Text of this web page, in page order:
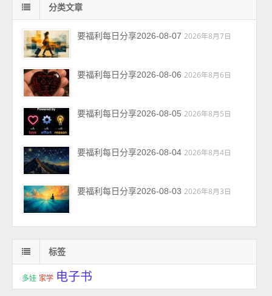
分类文章
要福利每日分享2026-08-07 2026年8月7日
要福利每日分享2026-08-06 2026年8月6日
要福利每日分享2026-08-05 2026年8月5日
要福利每日分享2026-08-04 2026年8月4日
要福利每日分享2026-08-03 2026年8月3日
标签
多娃 家学 电子书